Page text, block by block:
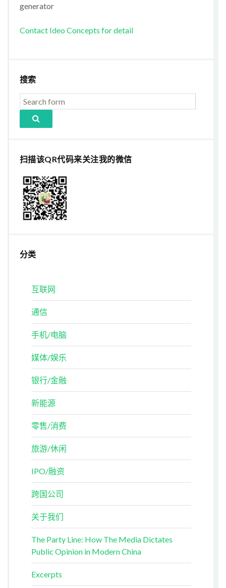
generator
Contact Ideo Concepts for detail
搜索
扫描该QR代码来关注我的微信
分类
互联网
通信
手机/电脑
媒体/娱乐
银行/金融
新能源
零售/消费
旅游/休闲
IPO/融资
跨国公司
关于我们
The Party Line: How The Media Dictates
Public Opinion in Modern China
Excerpts